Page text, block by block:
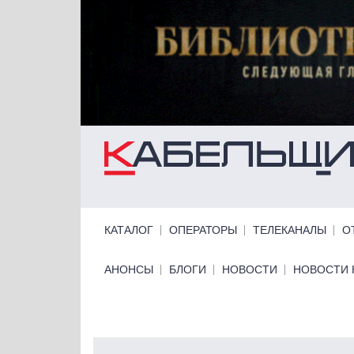
КАТАЛОГ ОПЕРАТОРЫ ТЕЛЕКАНАЛЫ
Primary links bottom
АНОНСЫ БЛОГИ НОВОСТИ НОВОСТИ